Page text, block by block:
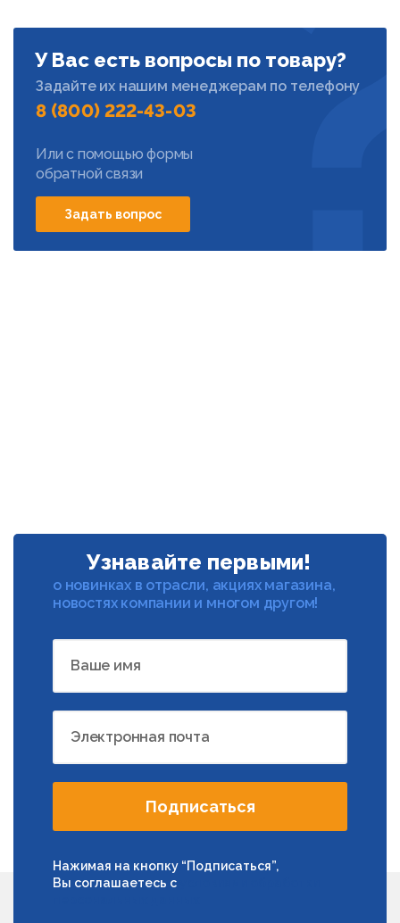
У Вас есть вопросы по товару?
Задайте их нашим менеджерам по телефону
8 (800) 222-43-03
Или с помощью формы
обратной связи
Задать вопрос
Узнавайте первыми!
о новинках в отрасли, акциях магазина,
новостях компании и многом другом!
Ваше имя
Электронная почта
Подписаться
Нажимая на кнопку “Подписаться”,
Вы соглашаетесь с